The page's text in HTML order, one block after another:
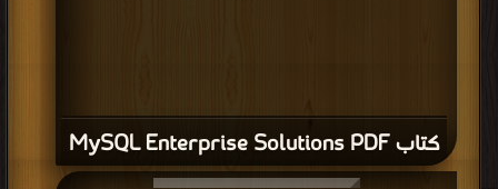
كتاب MySQL Enterprise Solutions PDF